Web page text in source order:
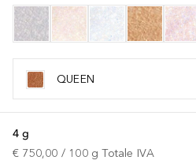
QUEEN
4 g
€ 750,00 / 100 g Totale IVA